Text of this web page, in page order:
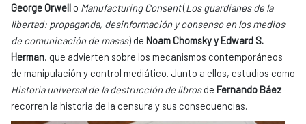
George Orwell o Manufacturing Consent(Los guardianes de la
libertad: propaganda, desinformación y consenso en los medios
de comunicación de masas) de Noam Chomsky y Edward S.
Herman, que advierten sobre los mecanismos contemporáneos
de manipulación y control mediático. Junto a ellos, estudios como
Historia universal de la destrucción de librosde Fernando Báez
recorren la historia de la censura y sus consecuencias.